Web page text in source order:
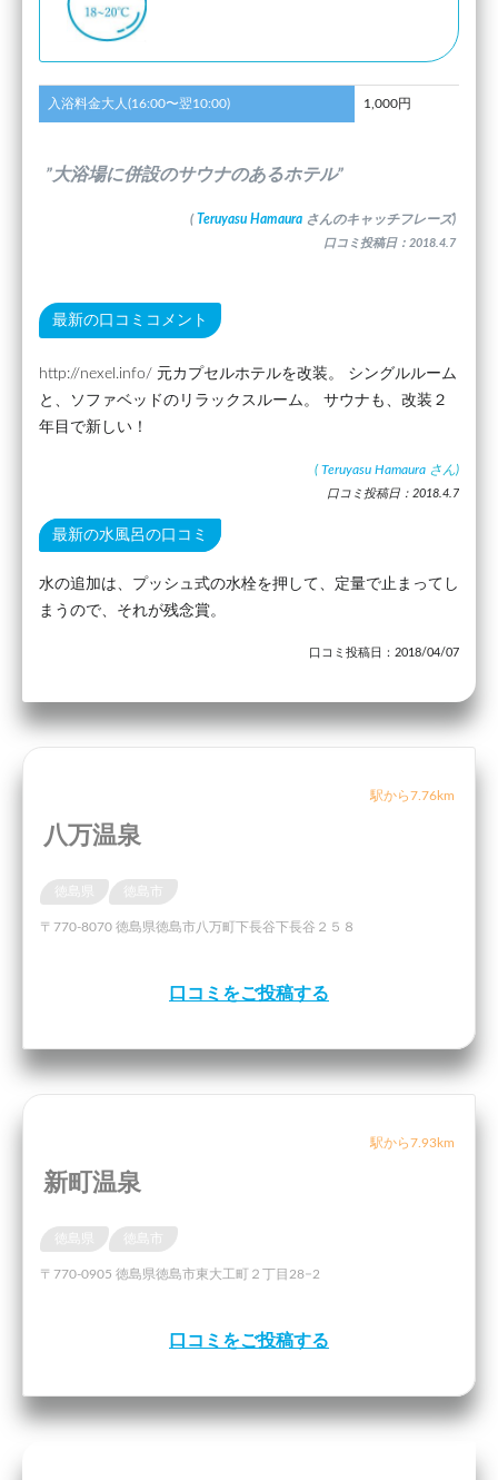
入浴料金大人(16:00〜翌10:00) 1,000円
”大浴場に併設のサウナのあるホテル”
( Teruyasu Hamaura さんのキャッチフレーズ)
口コミ投稿日：2018.4.7
最新の口コミコメント
http://nexel.info/ 元カプセルホテルを改装。 シングルルーム
と、ソファベッドのリラックスルーム。 サウナも、改装２
年目で新しい！
( Teruyasu Hamaura さん)
口コミ投稿日：2018.4.7
最新の水風呂の口コミ
水の追加は、プッシュ式の水栓を押して、定量で止まってし
まうので、それが残念賞。
口コミ投稿日：2018/04/07
駅から7.76km
八万温泉
〒770-8070 徳島県徳島市八万町下長谷下長谷２５８
口コミをご投稿する
駅から7.93km
新町温泉
〒770-0905 徳島県徳島市東大工町２丁目28−2
口コミをご投稿する